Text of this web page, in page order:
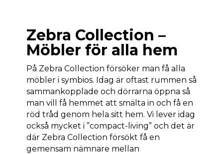
Zebra Collection –
Möbler för alla hem
På Zebra Collection försöker man få alla
möbler i symbios. Idag är oftast rummen så
sammankopplade och dörrarna öppna så
man vill få hemmet att smälta in och få en
röd tråd genom hela sitt hem. Vi lever idag
också mycket i ”compact-living” och det är
där Zebra Collection försökt få en
gemensam nämnare mellan